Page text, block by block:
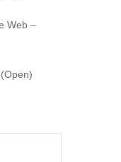
Web –